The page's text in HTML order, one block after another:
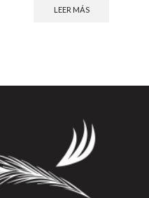
LEER MÁS